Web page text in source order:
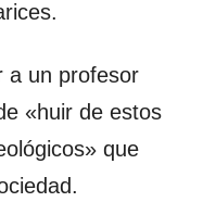
a un profesor
«huir de estos
que